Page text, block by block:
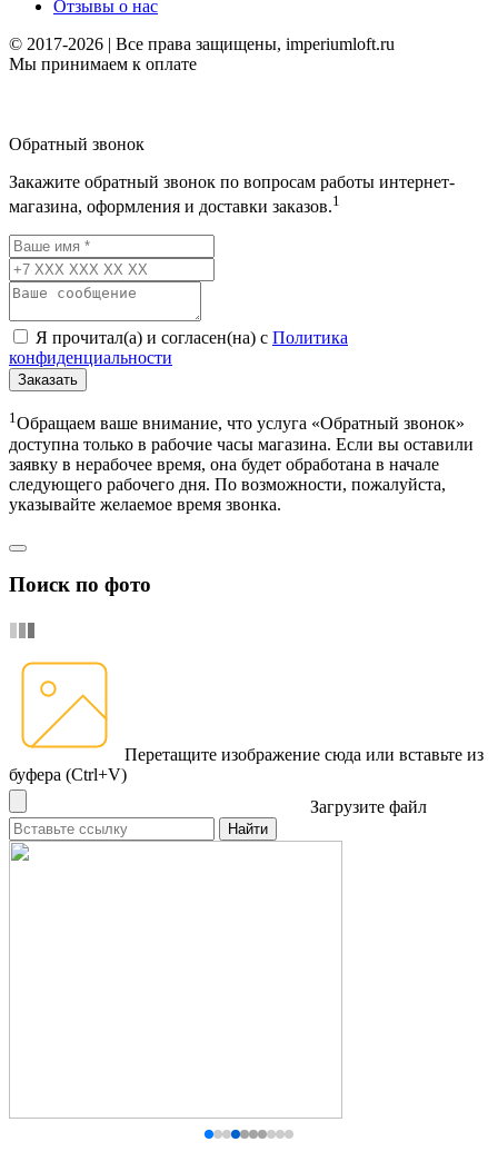
Отзывы о нас
© 2017-2026 | Все права защищены, imperiumloft.ru
Мы принимаем к оплате
Обратный звонок
Закажите обратный звонок по вопросам работы интернет-
магазина, оформления и доставки заказов.1
Я прочитал(а) и согласен(на) с Политика
конфиденциальности
Заказать
1Обращаем ваше внимание, что услуга «Обратный звонок»
доступна только в рабочие часы магазина. Если вы оставили
заявку в нерабочее время, она будет обработана в начале
следующего рабочего дня. По возможности, пожалуйста,
указывайте желаемое время звонка.
Поиск по фото
Перетащите изображение сюда или вставьте из
буфера (Ctrl+V)
Загрузите файл
Найти